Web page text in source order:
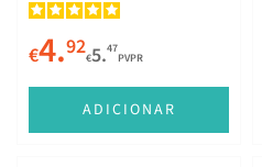
€4.92€5.47
PVPR
ADICIONAR